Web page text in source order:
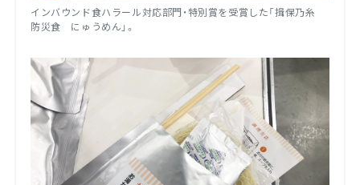
インバウンド食ハラール対応部門・特別賞を受賞した「揖保乃糸
防災食 にゅうめん」。